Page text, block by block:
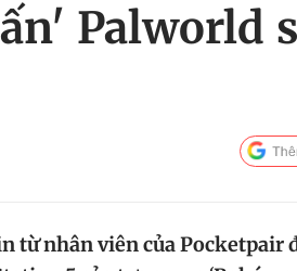
Palworld
từ nhân viên của Pocketpair